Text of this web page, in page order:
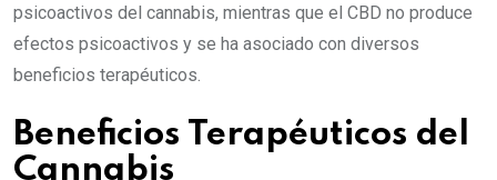
psicoactivos del cannabis, mientras que el CBD no produce
efectos psicoactivos y se ha asociado con diversos
beneficios terapéuticos.
Beneficios Terapéuticos del
Cannabis